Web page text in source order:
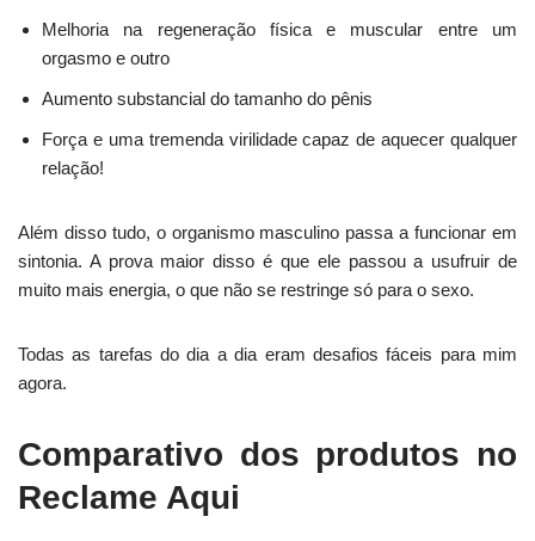
Melhoria na regeneração física e muscular entre um
orgasmo e outro
Aumento substancial do tamanho do pênis
Força e uma tremenda virilidade capaz de aquecer qualquer
relação!
Além disso tudo, o organismo masculino passa a funcionar em
sintonia. A prova maior disso é que ele passou a usufruir de
muito mais energia, o que não se restringe só para o sexo.
Todas as tarefas do dia a dia eram desafios fáceis para mim
agora.
Comparativo dos produtos no
Reclame Aqui